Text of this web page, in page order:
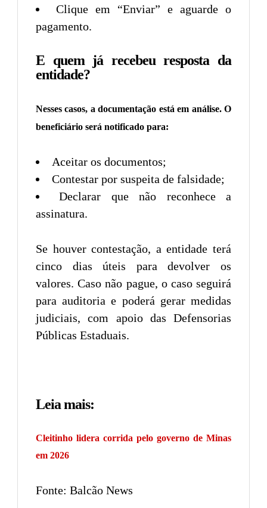
Clique em “Enviar” e aguarde o
pagamento.
E quem já recebeu resposta da
entidade?
Nesses casos, a documentação está em análise. O
beneficiário será notificado para:
Aceitar os documentos;
Contestar por suspeita de falsidade;
Declarar que não reconhece a
assinatura.
Se houver contestação, a entidade terá
cinco dias úteis para devolver os
valores. Caso não pague, o caso seguirá
para auditoria e poderá gerar medidas
judiciais, com apoio das Defensorias
Públicas Estaduais.
Leia mais:
Cleitinho lidera corrida pelo governo de Minas
em 2026
Fonte: Balcão News